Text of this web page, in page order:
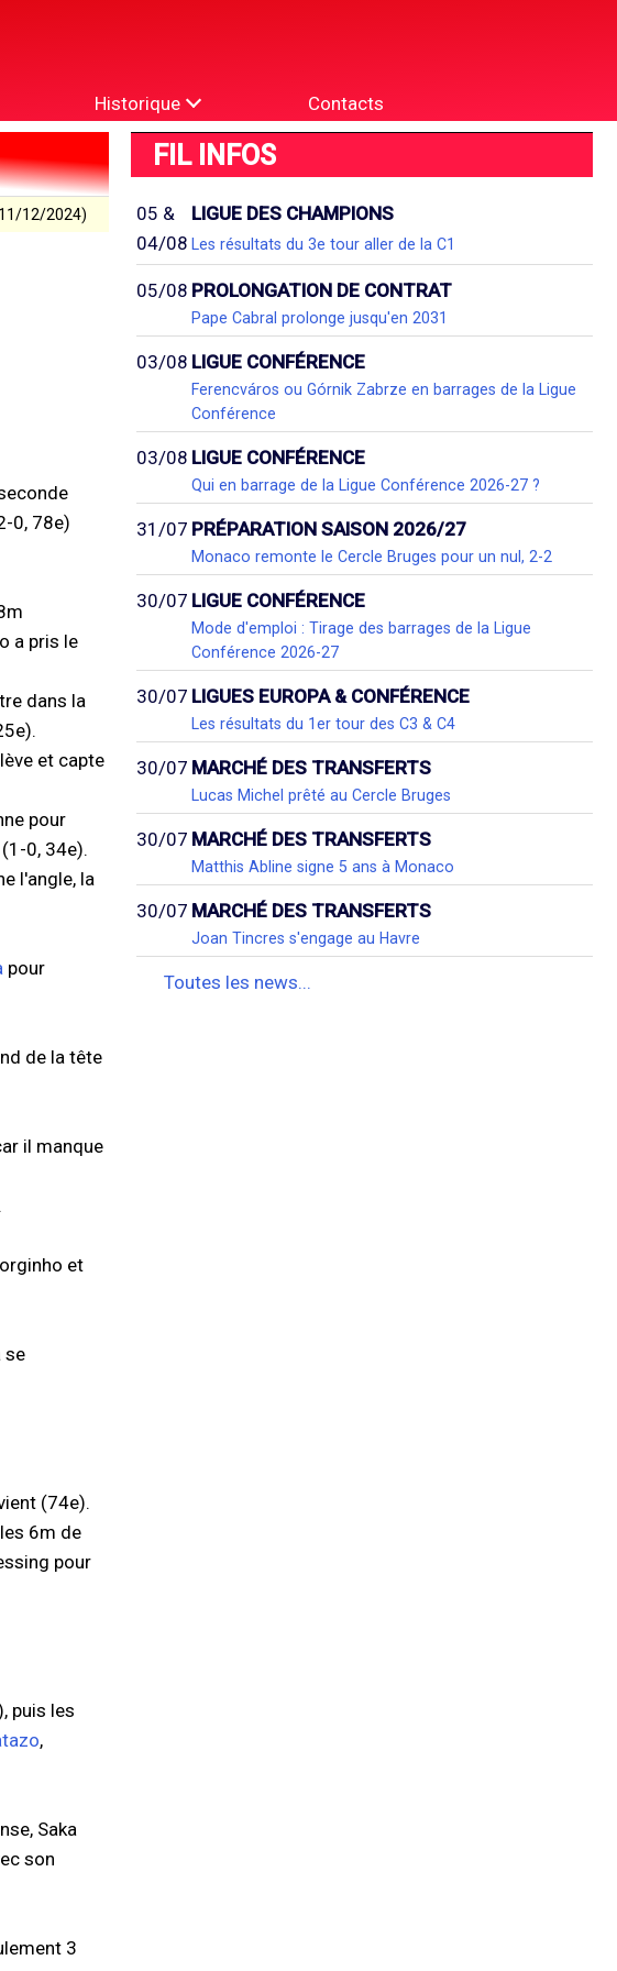
Historique Contacts
12/2024)
0, 78e)
a pris le
dans la
et capte
pour
(1-0, 34e).
l'angle, la
pour
de la tête
il manque
et
se
(74e).
6m de
pour
puis les
,
Saka
son
3
FIL INFOS
05 &
04/08
LIGUE DES CHAMPIONS
Les résultats du 3e tour aller de la C1
05/08 PROLONGATION DE CONTRAT
Pape Cabral prolonge jusqu'en 2031
03/08 LIGUE CONFÉRENCE
Ferencváros ou Górnik Zabrze en barrages de la Ligue
Conférence
03/08 LIGUE CONFÉRENCE
Qui en barrage de la Ligue Conférence 2026-27 ?
31/07 PRÉPARATION SAISON 2026/27
Monaco remonte le Cercle Bruges pour un nul, 2-2
30/07 LIGUE CONFÉRENCE
Mode d'emploi : Tirage des barrages de la Ligue
Conférence 2026-27
30/07 LIGUES EUROPA & CONFÉRENCE
Les résultats du 1er tour des C3 & C4
30/07 MARCHÉ DES TRANSFERTS
Lucas Michel prêté au Cercle Bruges
30/07 MARCHÉ DES TRANSFERTS
Matthis Abline signe 5 ans à Monaco
30/07 MARCHÉ DES TRANSFERTS
Joan Tincres s'engage au Havre
Toutes les news...